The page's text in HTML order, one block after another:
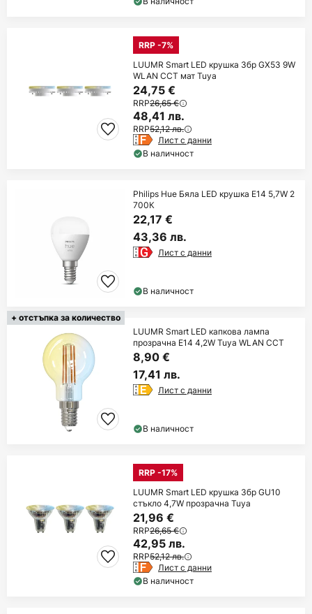
RRP -7%
LUUMR Smart LED крушка 3бр GX53 9W
WLAN CCT мат Tuya
24,75 €
RRP26,65 €
48,41 лв.
RRP52,12 лв.
Лист с данни
В наличност
Philips Hue Бяла LED крушка E14 5,7W 2
700К
22,17 €
43,36 лв.
Лист с данни
В наличност
+ отстъпка за количество
LUUMR Smart LED капкова лампа
прозрачна E14 4,2W Tuya WLAN CCT
8,90 €
17,41 лв.
Лист с данни
В наличност
RRP -17%
LUUMR Smart LED крушка 3бр GU10
стъкло 4,7W прозрачна Tuya
21,96 €
RRP26,65 €
42,95 лв.
RRP52,12 лв.
Лист с данни
В наличност